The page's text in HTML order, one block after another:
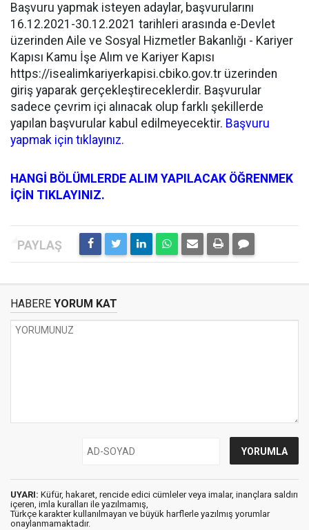
Başvuru yapmak isteyen adaylar, başvurularını
16.12.2021-30.12.2021 tarihleri arasında e-Devlet
üzerinden Aile ve Sosyal Hizmetler Bakanlığı - Kariyer
Kapısı Kamu İşe Alım ve Kariyer Kapısı
https://isealimkariyerkapisi.cbiko.gov.tr üzerinden
giriş yaparak gerçekleştireceklerdir. Başvurular
sadece çevrim içi alınacak olup farklı şekillerde
yapılan başvurular kabul edilmeyecektir. Başvuru
yapmak için tıklayınız.
HANGİ BÖLÜMLERDE ALIM YAPILACAK ÖĞRENMEK
İÇİN TIKLAYINIZ.
HABERE YORUM KAT
UYARI: Küfür, hakaret, rencide edici cümleler veya imalar, inançlara saldırı
içeren, imla kuralları ile yazılmamış,
Türkçe karakter kullanılmayan ve büyük harflerle yazılmış yorumlar
onaylanmamaktadır.